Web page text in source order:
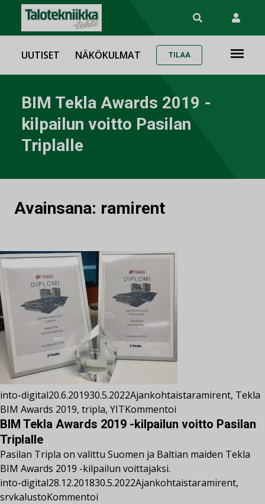
UUTISET NÄKÖKULMAT TILAA
BIM Tekla Awards 2019 -
kilpailun voitto Pasilan
Triplalle
Avainsana: ramirent
into-digital20.6.201930.5.2022Ajankohtaistaramirent, Tekla
BIM Awards 2019, tripla, YITKommentoi
BIM Tekla Awards 2019 -kilpailun voitto Pasilan
Triplalle
Pasilan Tripla on valittu Suomen ja Baltian maiden Tekla
BIM Awards 2019 -kilpailun voittajaksi.
into-digital28.12.201830.5.2022Ajankohtaistaramirent,
srvkalustoKommentoi